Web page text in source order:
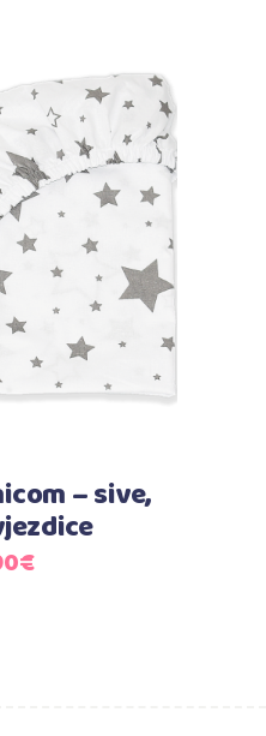
– sive,
€